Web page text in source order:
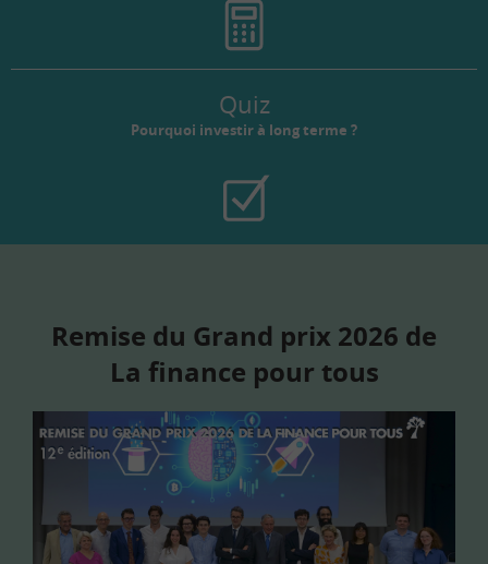
Quiz
Pourquoi investir à long terme ?
Remise du Grand prix 2026 de
La finance pour tous